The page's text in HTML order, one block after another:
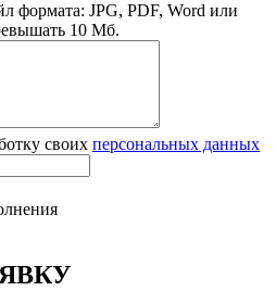
формата: JPG, PDF, Word или
10 Мб.
своих персональных данных